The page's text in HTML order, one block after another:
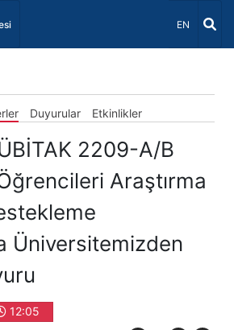
Dil Seçiniz
EN
Duyurular Etkinlikler
2209-A/B
Araştırma
Üniversitemizden
12:05